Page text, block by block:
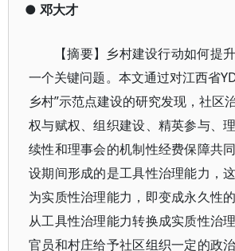
● 邓大才
【摘要】乡村建设行动如何提
一个关键问题。本文通过对江西省
乡村”示范点建设的研究发现，社区
权与赋权、组织建设、精英参与、
续性和理事会的机制性经费保障共
设期间形成的是工具性治理能力，
为实质性治理能力，即变成永久性
从工具性治理能力转换成实质性治
官员和村庄给予社区组织一定的政